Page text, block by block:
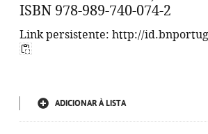
ISBN 978-989-740-074-2
Link persistente: http://
ADICIONAR À LISTA